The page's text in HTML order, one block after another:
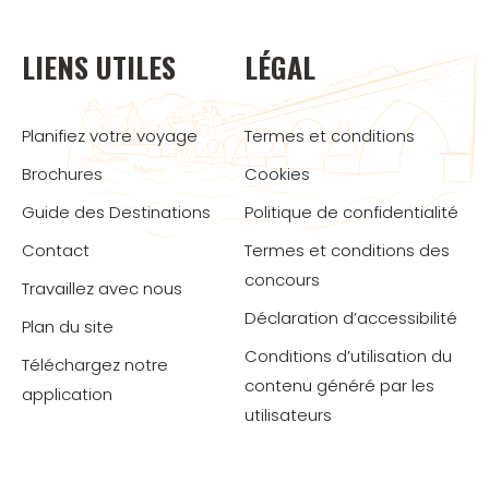
LIENS UTILES
Planifiez votre voyage
Brochures
Guide des Destinations
Contact
Travaillez avec nous
Plan du site
Téléchargez notre
application
LÉGAL
Termes et conditions
Cookies
Politique de confidentialité
Termes et conditions des
concours
Déclaration d’accessibilité
Conditions d’utilisation du
contenu généré par les
utilisateurs